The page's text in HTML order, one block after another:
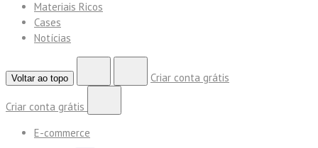
Materiais Ricos
Cases
Notícias
Voltar ao topo Criar conta grátis
Criar conta grátis
E-commerce